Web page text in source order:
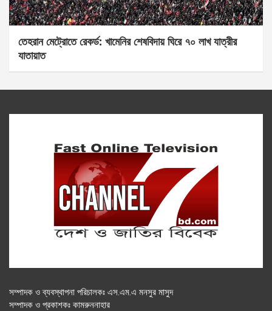
তেহরান মেট্রোতে রেকর্ড: খামেনির শেষবিদায় ঘিরে ৭০ লাখ যাত্রীর
যাতায়াত
সম্পাদক ও ব্যবস্থাপনা পরিচালকঃ এস.এম.এ মনসুর মাসুদ
সম্পাদক ও প্রকাশকঃ কামরুননাহার